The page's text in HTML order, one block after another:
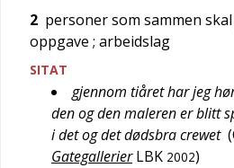
2 personer som sammen
oppgave ; arbeidslag
SITAT
gjennom tiåret har jeg
den og den maleren er blitt
i det og det dødsbra crewet (
Gategallerier LBK 2002)